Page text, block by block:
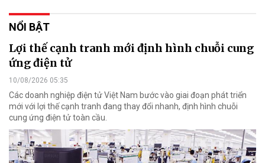
NỔI BẬT
Lợi thế cạnh tranh mới định hình chuỗi cung
ứng điện tử
10/08/2026 05:35
Các doanh nghiệp điện tử Việt Nam bước vào giai đoạn phát triển
mới với lợi thế cạnh tranh đang thay đổi nhanh, định hình chuỗi
cung ứng điện tử toàn cầu.